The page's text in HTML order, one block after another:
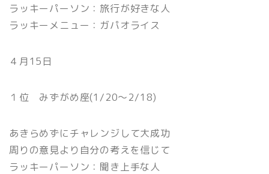
ラッキーパーソン：旅行が好きな人
ラッキーメニュー：ガパオライス
４月15日
１位 みずがめ座(1/20〜2/18)
あきらめずにチャレンジして大成功
周りの意見より自分の考えを信じて
ラッキーパーソン：聞き上手な人